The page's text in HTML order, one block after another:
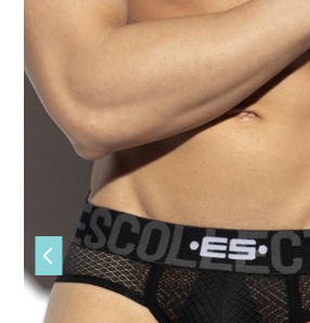
Vorige
slide